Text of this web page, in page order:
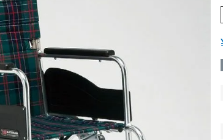
マッサージ器
スリッパ・シューズ
健康補助食品
パクリーナー